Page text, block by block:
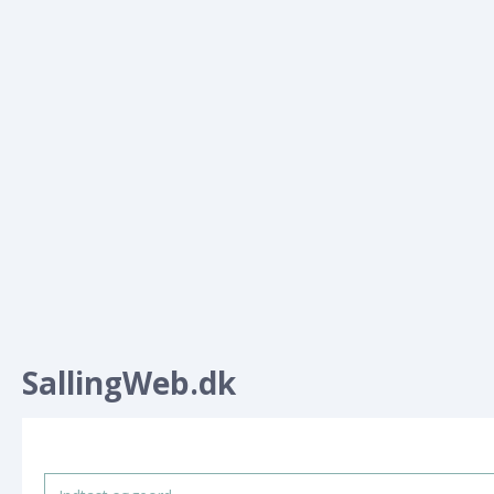
SallingWeb.dk